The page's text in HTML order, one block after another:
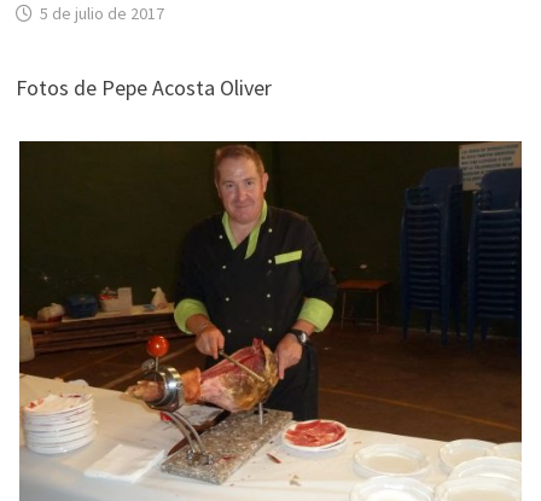
5 de julio de 2017
Fotos de Pepe Acosta Oliver